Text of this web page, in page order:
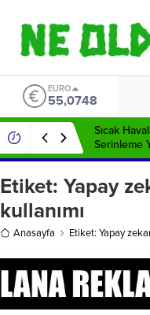
EURO
55,0748
Sıcak
Serinleme
Etiket: Yapay
kullanımı
Anasayfa Etiket: Yapay